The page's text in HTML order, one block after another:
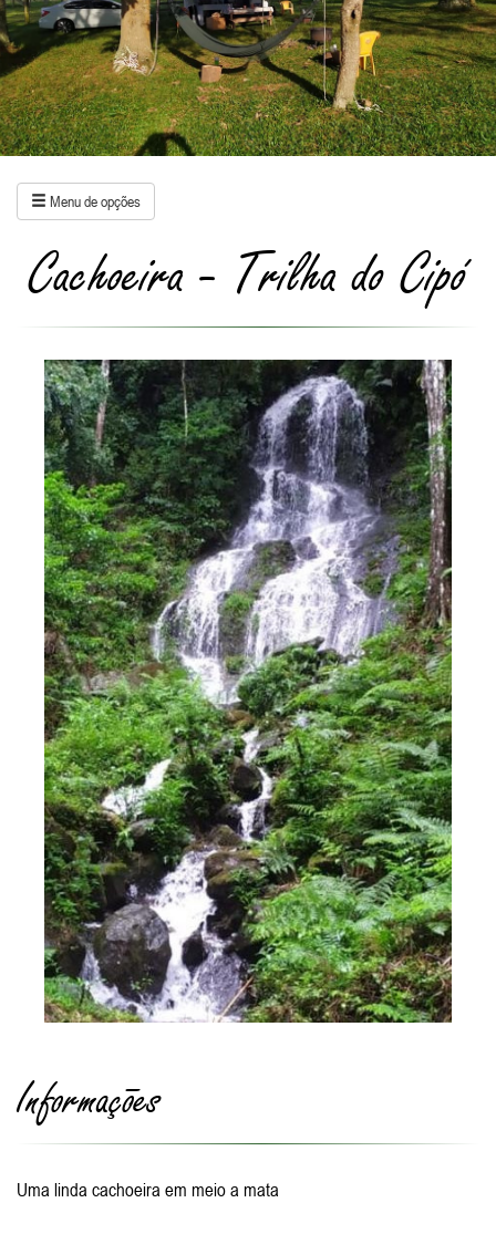
Menu de opções
Cachoeira - Trilha do Cipó
Informações
Uma linda cachoeira em meio a mata